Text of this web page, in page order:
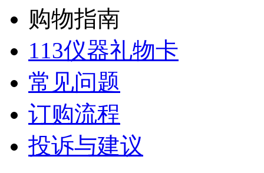
购物指南
113仪器礼物卡
常见问题
订购流程
投诉与建议